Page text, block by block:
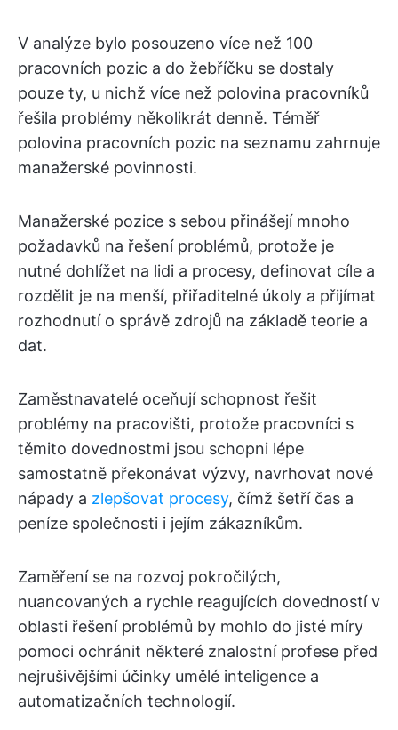
V analýze bylo posouzeno více než 100
pracovních pozic a do žebříčku se dostaly
pouze ty, u nichž více než polovina pracovníků
řešila problémy několikrát denně. Téměř
polovina pracovních pozic na seznamu zahrnuje
manažerské povinnosti.
Manažerské pozice s sebou přinášejí mnoho
požadavků na řešení problémů, protože je
nutné dohlížet na lidi a procesy, definovat cíle a
rozdělit je na menší, přiřaditelné úkoly a přijímat
rozhodnutí o správě zdrojů na základě teorie a
dat.
Zaměstnavatelé oceňují schopnost řešit
problémy na pracovišti, protože pracovníci s
těmito dovednostmi jsou schopni lépe
samostatně překonávat výzvy, navrhovat nové
nápady a zlepšovat procesy, čímž šetří čas a
peníze společnosti i jejím zákazníkům.
Zaměření se na rozvoj pokročilých,
nuancovaných a rychle reagujících dovedností v
oblasti řešení problémů by mohlo do jisté míry
pomoci ochránit některé znalostní profese před
nejrušivějšími účinky umělé inteligence a
automatizačních technologií.